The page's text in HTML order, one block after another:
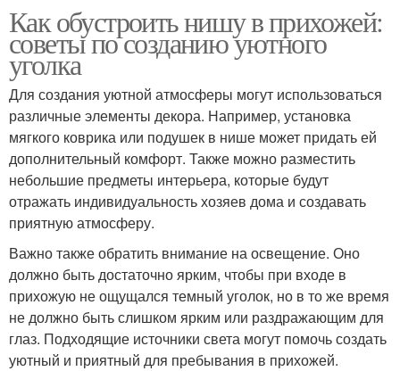
Как обустроить нишу в прихожей:
советы по созданию уютного
уголка
Для создания уютной атмосферы могут использоваться
различные элементы декора. Например, установка
мягкого коврика или подушек в нише может придать ей
дополнительный комфорт. Также можно разместить
небольшие предметы интерьера, которые будут
отражать индивидуальность хозяев дома и создавать
приятную атмосферу.
Важно также обратить внимание на освещение. Оно
должно быть достаточно ярким, чтобы при входе в
прихожую не ощущался темный уголок, но в то же время
не должно быть слишком ярким или раздражающим для
глаз. Подходящие источники света могут помочь создать
уютный и приятный для пребывания в прихожей.